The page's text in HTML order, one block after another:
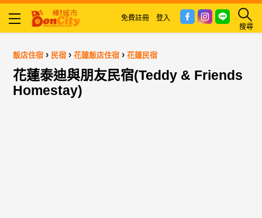
搜尋
免費註冊 登入
飯店住宿 › 民宿 ›花蓮飯店住宿 ›花蓮民宿
花蓮泰迪與朋友民宿(Teddy & Friends
Homestay)